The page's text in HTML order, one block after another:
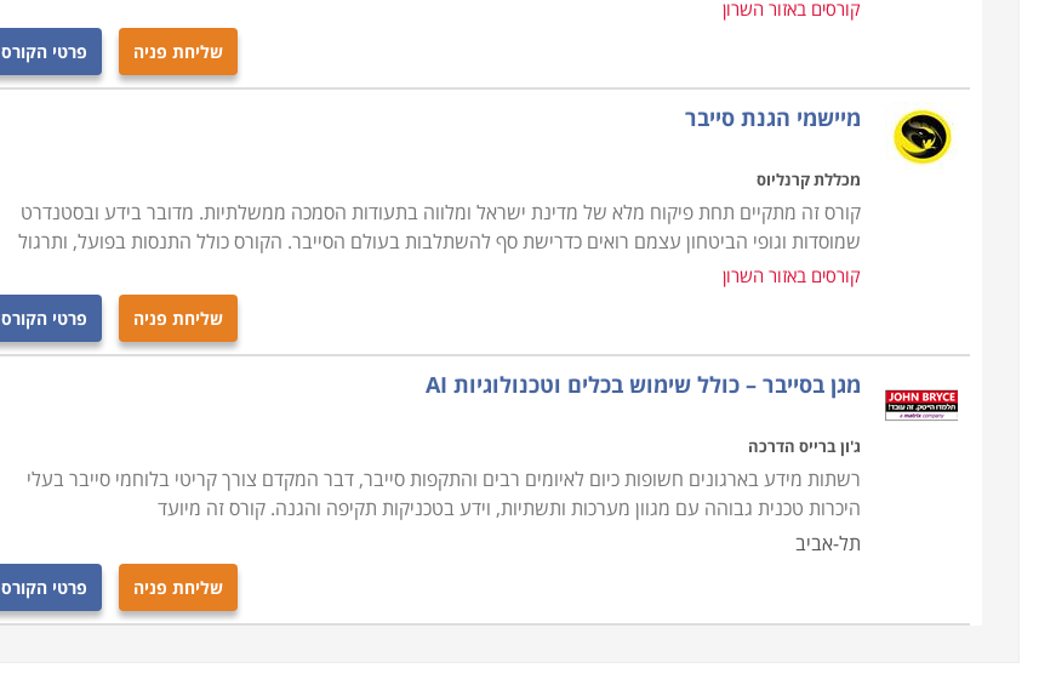
קורסים באזור השרון
שליחת פניה פרטי הקורס
מיישמי הגנת סייבר
מכללת קרנליוס
קורס זה מתקיים תחת פיקוח מלא של מדינת ישראל ומלווה בתעודות הסמכה ממשלתיות. מדובר בידע ובסטנדרט
שמוסדות וגופי הביטחון עצמם רואים כדרישת סף להשתלבות בעולם הסייבר. הקורס כולל התנסות בפועל, ותרגול
קורסים באזור השרון
שליחת פניה פרטי הקורס
מגן בסייבר – כולל שימוש בכלים וטכנולוגיות AI
ג'ון ברייס הדרכה
רשתות מידע בארגונים חשופות כיום לאיומים רבים והתקפות סייבר, דבר המקדם צורך קריטי בלוחמי סייבר בעלי
היכרות טכנית גבוהה עם מגוון מערכות ותשתיות, וידע בטכניקות תקיפה והגנה. קורס זה מיועד
תל-אביב
שליחת פניה פרטי הקורס